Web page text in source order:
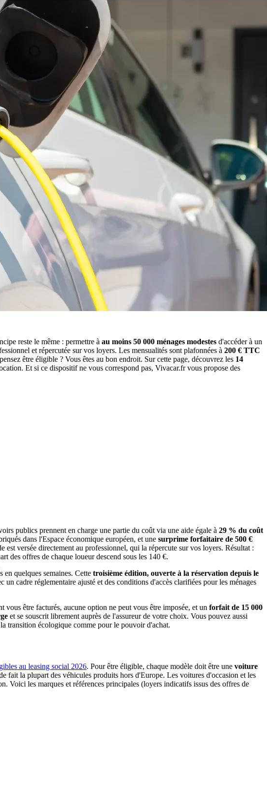
reste le même : permettre à au moins 50 000 ménages modestes d'accéder à un
et répercutée sur vos loyers. Les mensualités sont plafonnées à 200 € TTC
être éligible ? Vous êtes au bon endroit. Sur cette page, découvrez les 14
Et si ce dispositif ne vous correspond pas, Vivacar.fr vous propose des
publics prennent en charge une partie du coût via une aide égale à 29 % du coût
dans l'Espace économique européen, et une surprime forfaitaire de 500 €
est versée directement au professionnel, qui la répercute sur vos loyers. Résultat :
des offres de chaque loueur descend sous les 140 €.
quelques semaines. Cette troisième édition, ouverte à la réservation depuis le
un cadre réglementaire ajusté et des conditions d'accès clarifiées pour les ménages
vous être facturés, aucune option ne peut vous être imposée, et un forfait de 15 000
et se souscrit librement auprès de l'assureur de votre choix. Vous pouvez aussi
transition écologique comme pour le pouvoir d'achat.
au leasing social 2026. Pour être éligible, chaque modèle doit être une voiture
fait la plupart des véhicules produits hors d'Europe. Les voitures d'occasion et les
Voici les marques et références principales (loyers indicatifs issus des offres de